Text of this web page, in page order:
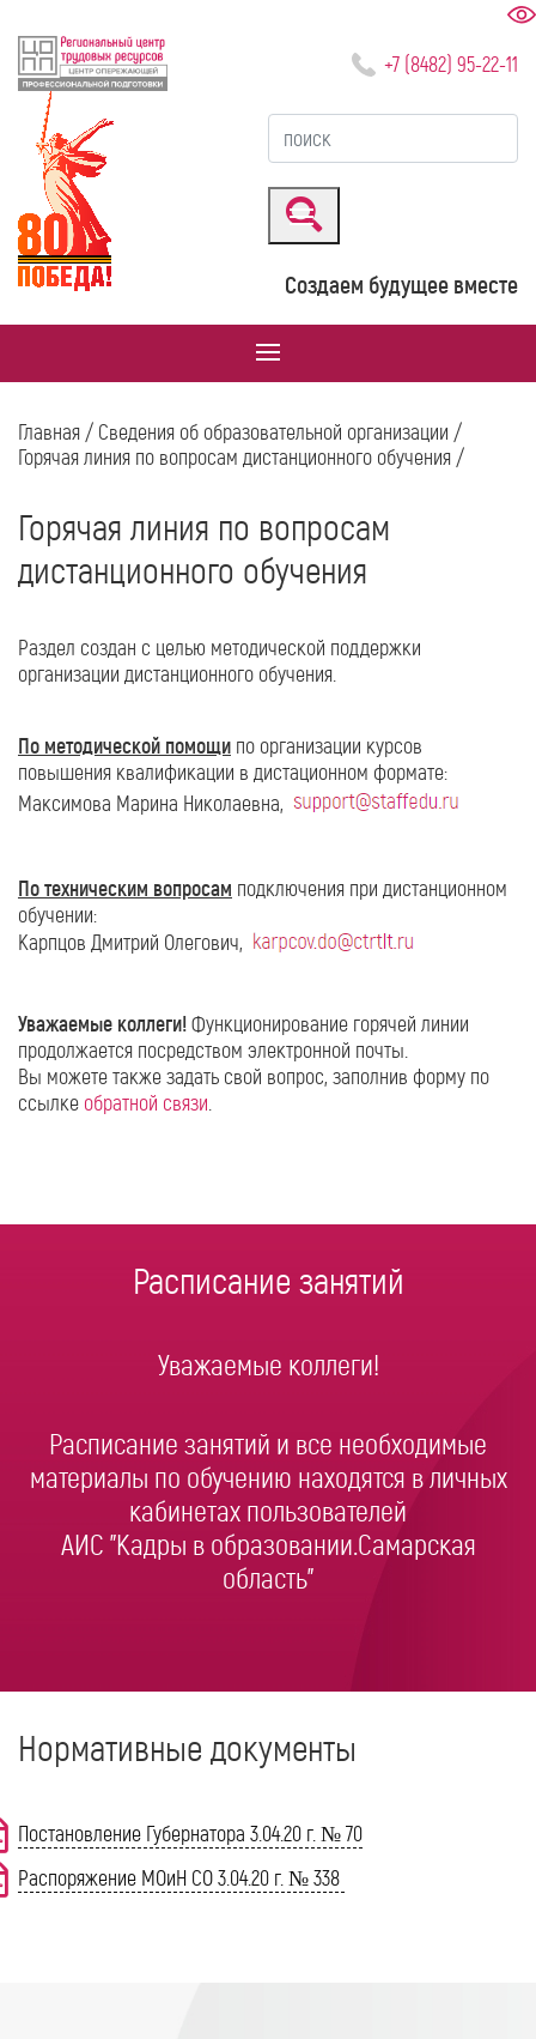
+7 (8482) 95-22-11
Создаем будущее вместе
Главная/ Сведения об образовательной организации /
Горячая линия по вопросам дистанционного обучения/
Горячая линия по вопросам
дистанционного обучения
Раздел создан с целью методической поддержки
организации дистанционного обучения.
По методической помощи по организации курсов
повышения квалификации в дистационном формате:
Максимова Марина Николаевна,
По техническим вопросам подключения при дистанционном
обучении:
Карпцов Дмитрий Олегович,
Уважаемые коллеги!Функционирование горячей линии
продолжается посредством электронной почты.
Вы можете также задать свой вопрос, заполнив форму по
ссылке обратной связи.
Расписание занятий
Уважаемые коллеги!
Расписание занятий и все необходимые
материалы по обучению находятся в личных
кабинетах пользователей
АИС "Кадры в образовании.Самарская
область"
Нормативные документы
Постановление Губернатора 3.04.20 г. № 70
Распоряжение МОиН СО 3.04.20 г. № 338